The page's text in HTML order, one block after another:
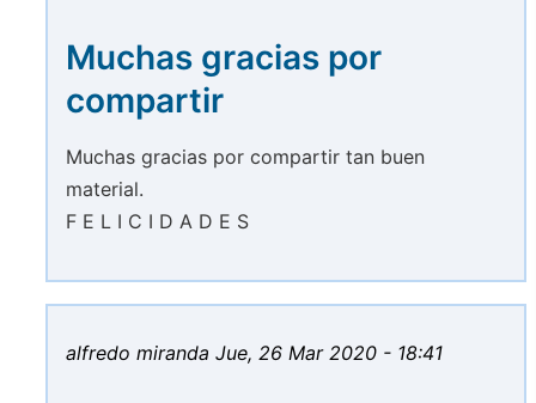
Muchas gracias por
compartir
Muchas gracias por compartir tan buen
material.
F E L I C I D A D E S
alfredo miranda Jue, 26 Mar 2020 - 18:41